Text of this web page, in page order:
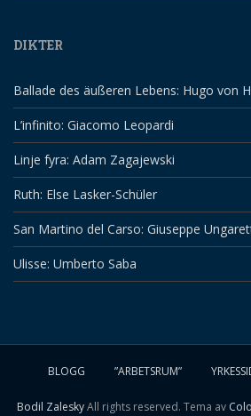
DIKTER
Ballade des äußeren Lebens: Hugo von
L’infinito: Giacomo Leopardi
Linje fyra: Adam Zagajewski
Ruth: Else Lasker-Schüler
San Martino del Carso: Giuseppe
Ulisse: Umberto Saba
BLOGG ”ARBETSRUM”
Bodil ZaleskyAll rights reserved. Tema av